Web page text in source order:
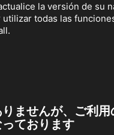
la versión de su
utilizar todas las
ませんが、ご利
ております